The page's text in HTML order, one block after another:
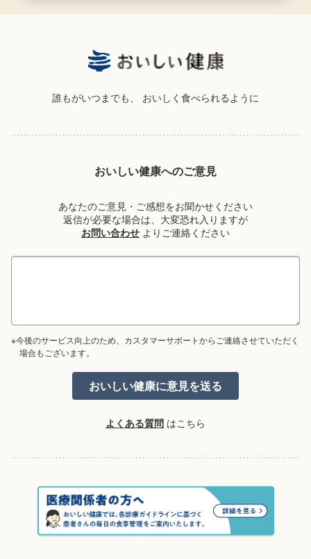
誰もがいつまでも、 おいしく食べられるように
おいしい健康へのご意見
あなたのご意見・ご感想をお聞かせください
返信が必要な場合は、大変恐れ入りますが
お問い合わせ よりご連絡ください
※今後のサービス向上のため、カスタマーサポートからご連絡させていただく
場合もございます。
よくある質問 はこちら